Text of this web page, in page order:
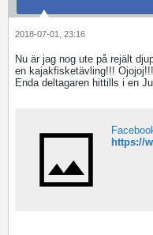
2018-07-01, 23:16
Nu är jag nog ute på rejält
en kajakfisketävling!!! Ojojoj!!!
Enda deltagaren hittills i en